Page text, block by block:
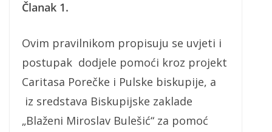
Članak 1.
Ovim pravilnikom propisuju se uvjeti i
postupak dodjele pomoći kroz projekt
Caritasa Porečke i Pulske biskupije, a
iz sredstava Biskupijske zaklade
„Blaženi Miroslav Bulešić“ za pomoć